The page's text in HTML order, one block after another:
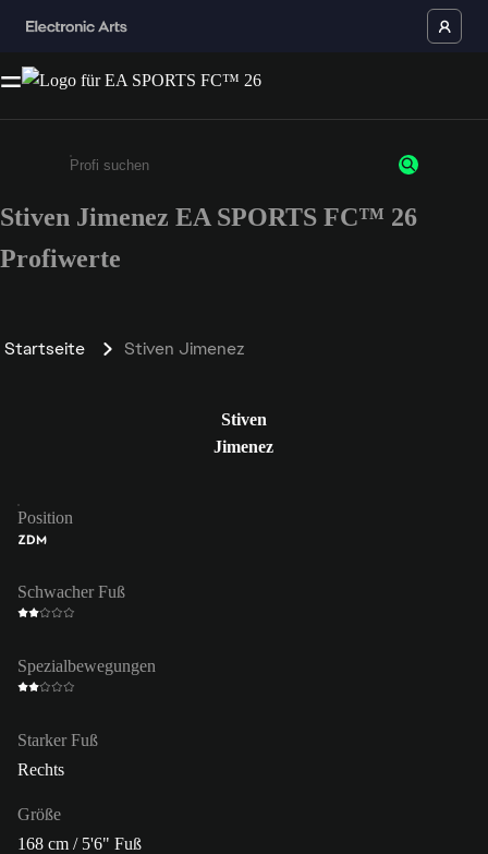
Gib mindestens 3 Zeichen oder Ziffern ein
Stiven Jimenez EA SPORTS FC™ 26
Profiwerte
Startseite Stiven Jimenez
Stiven
Jimenez
Position
ZDM
Schwacher Fuß
Spezialbewegungen
Starker Fuß
Rechts
Größe
168 cm / 5'6" Fuß